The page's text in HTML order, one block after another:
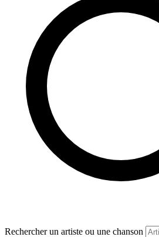
Rechercher un artiste ou une chanson